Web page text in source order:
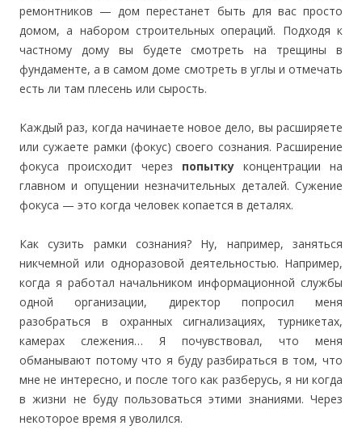
ремонтников — дом перестанет быть для вас просто
домом, а набором строительных операций. Подходя к
частному дому вы будете смотреть на трещины в
фундаменте, а в самом доме смотреть в углы и отмечать
есть ли там плесень или сырость.
Каждый раз, когда начинаете новое дело, вы расширяете
или сужаете рамки (фокус) своего сознания. Расширение
фокуса происходит через попытку концентрации на
главном и опущении незначительных деталей. Сужение
фокуса — это когда человек копается в деталях.
Как сузить рамки сознания? Ну, например, заняться
никчемной или одноразовой деятельностью. Например,
когда я работал начальником информационной службы
одной организации, директор попросил меня
разобраться в охранных сигнализациях, турникетах,
камерах слежения… Я почувствовал, что меня
обманывают потому что я буду разбираться в том, что
мне не интересно, и после того как разберусь, я ни когда
в жизни не буду пользоваться этими знаниями. Через
некоторое время я уволился.